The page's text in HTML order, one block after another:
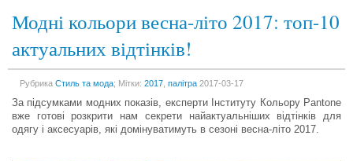
Модні кольори весна-літо 2017: топ-10
актуальних відтінків!
Рубрика Стиль та мода; Мітки: 2017 палітра 2017-03-17
За підсумками модних показів, експерти Інституту Кольору Pantone
вже готові розкрити нам секрети найактуальніших відтінків для
одягу і аксесуарів, які домінуватимуть в сезоні весна-літо 2017.